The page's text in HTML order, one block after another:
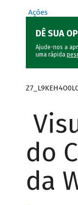
Ações
DÊ SUA
Ajude-nos a
uma rápida
do
da